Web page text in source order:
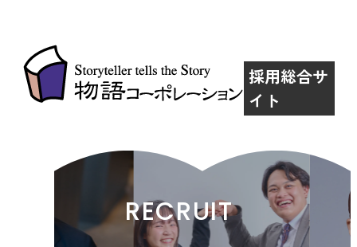
採用総合サ
イト
RECRUIT